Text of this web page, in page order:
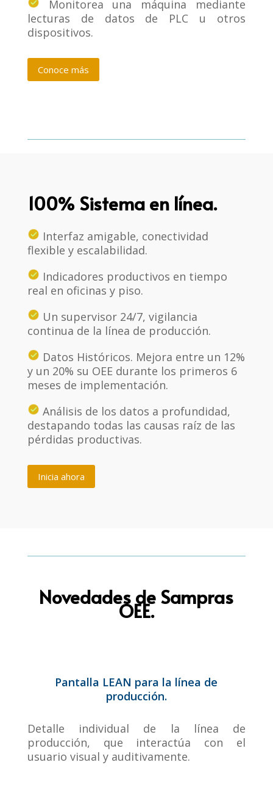
Monitorea una máquina mediante
lecturas de datos de PLC u otros
dispositivos.
Conoce más
100% Sistema en línea.
Interfaz amigable, conectividad
flexible y escalabilidad.
Indicadores productivos en tiempo
real en oficinas y piso.
Un supervisor 24/7, vigilancia
continua de la línea de producción.
Datos Históricos. Mejora entre un 12%
y un 20% su OEE durante los primeros 6
meses de implementación.
Análisis de los datos a profundidad,
destapando todas las causas raíz de las
pérdidas productivas.
Inicia ahora
Novedades de Sampras
OEE.
Pantalla LEAN para la línea de
producción.
Detalle individual de la línea de
producción, que interactúa con el
usuario visual y auditivamente.